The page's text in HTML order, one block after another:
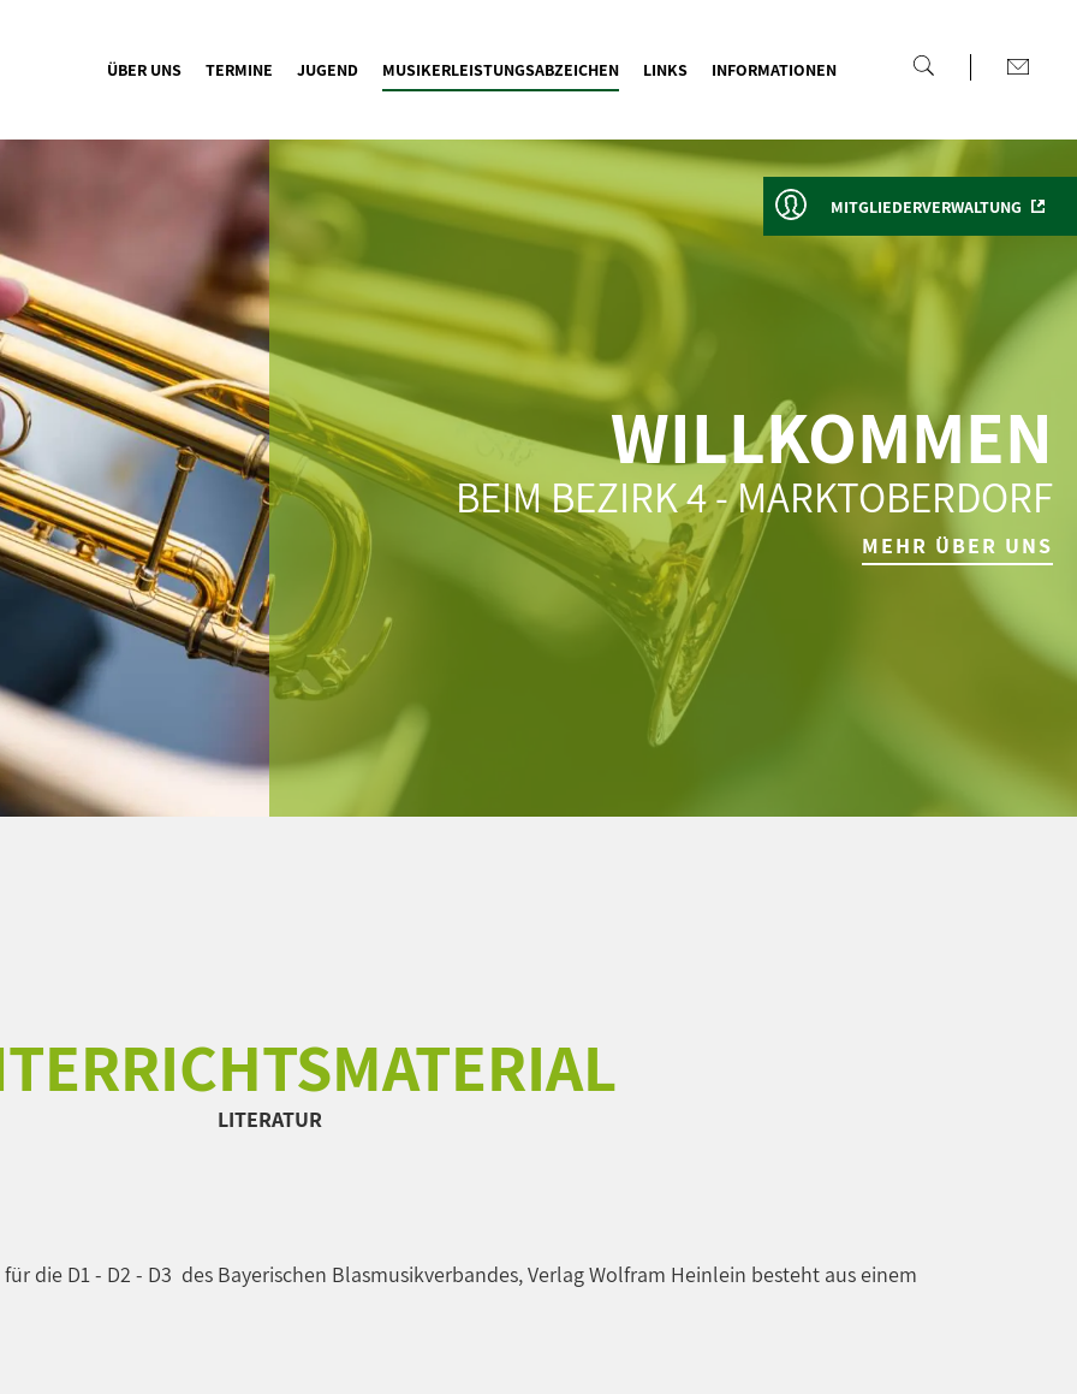
ÜBER UNS TERMINE JUGEND MUSIKERLEISTUNGSABZEICHEN LINKS INFORMATIONEN
WILLKOMMEN
BEIM BEZIRK 4 - MARKTOBERDORF
MEHR ÜBER UNS
MITGLIEDERVERWALTUNG
LITERATUR
die D1 - D2 - D3 des Bayerischen Blasmusikverbandes, Verlag Wolfram Heinlein besteht aus einem